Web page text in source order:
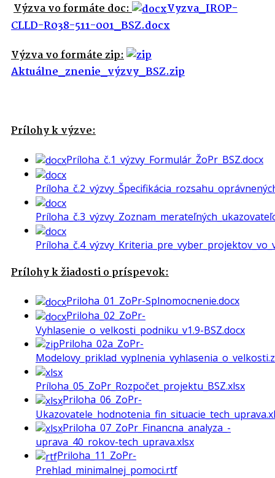
Výzva vo formáte doc:
Vyzva_IROP-
CLLD-R038-511-001_BSZ.docx
Výzva vo formáte zip:
Aktuálne_znenie_výzvy_BSZ.zip
Prílohy k výzve:
Príloha_č.1_výzvy_Formulár_ŽoPr_BSZ.docx
Prílohy k žiadosti o príspevok:
Priloha_01_ZoPr-Splnomocnenie.docx
Priloha_02_ZoPr-
Vyhlasenie_o_velkosti_podniku_v1.9-BSZ.docx
Priloha_02a_ZoPr-
Príloha_05_ZoPr_Rozpočet_projektu_BSZ.xlsx
Priloha_06_ZoPr-
Priloha_07_ZoPr_Financna_analyza_-
uprava_40_rokov-tech_uprava.xlsx
Priloha_11_ZoPr-
Prehlad_minimalnej_pomoci.rtf